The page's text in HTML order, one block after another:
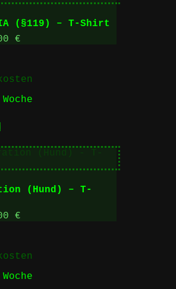
auf.
Die
Optionen
können
gewählt
(§119) – T-Shirt
€
Produkt
mehrere
auf.
Die
Optionen
auf
werden
(Hund) – T-
€